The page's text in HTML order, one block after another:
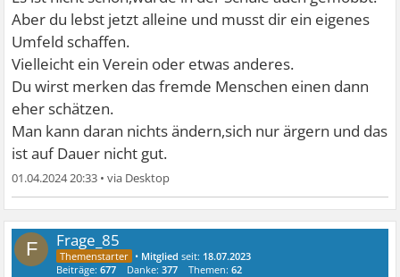
Aber du lebst jetzt alleine und musst dir ein eigenes
Umfeld schaffen.
Vielleicht ein Verein oder etwas anderes.
Du wirst merken das fremde Menschen einen dann
eher schätzen.
Man kann daran nichts ändern,sich nur ärgern und das
ist auf Dauer nicht gut.
01.04.2024 20:33 •
F Frage_85
• Mitglied seit: 18.07.2023
Beiträge:677 Danke:377 Themen:62